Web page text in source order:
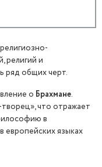
религий и
ряд общих черт.
о Брахмане.
что отражает
в
европейских языках